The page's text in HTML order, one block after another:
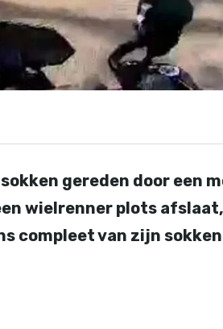
gereden door een
wielrenner plots
compleet van zijn